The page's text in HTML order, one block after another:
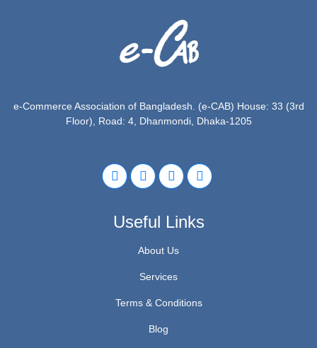
e-Commerce Association of Bangladesh. (e-CAB) House: 33 (3rd
Floor), Road: 4, Dhanmondi, Dhaka-1205
Useful Links
About Us
Services
Terms & Conditions
Blog